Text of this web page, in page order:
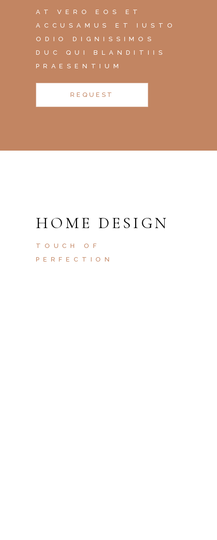
AT VERO EOS ET
ACCUSAMUS ET IUSTO
ODIO DIGNISSIMOS
DUC QUI BLANDITIIS
PRAESENTIUM
REQUEST
HOME DESIGN
TOUCH OF
PERFECTION